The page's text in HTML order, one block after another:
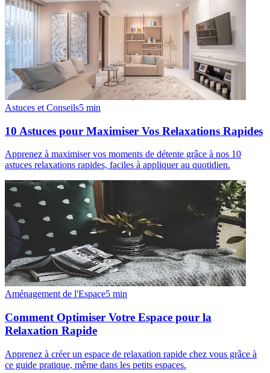
Astuces et Conseils5 min
10 Astuces pour Maximiser Vos Relaxations Rapides
Apprenez à maximiser vos moments de détente grâce à nos 10
astuces relaxations rapides, faciles à appliquer au quotidien.
Aménagement de l'Espace5 min
Comment Optimiser Votre Espace pour la
Relaxation Rapide
Apprenez à créer un espace de relaxation rapide chez vous grâce à
ce guide pratique, même dans les petits espaces.